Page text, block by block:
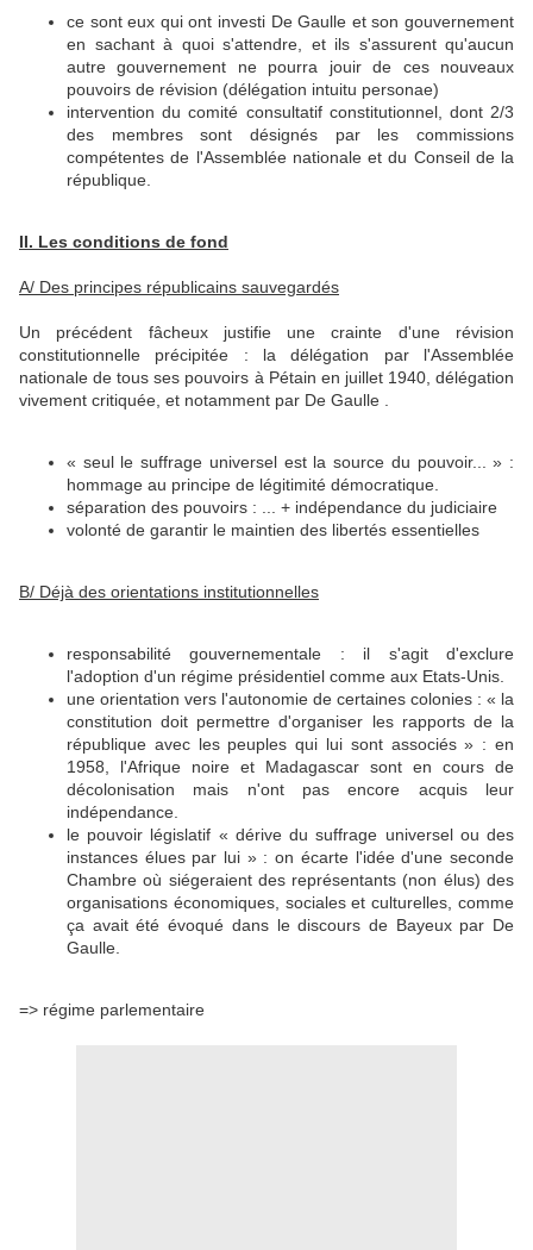
ce sont eux qui ont investi De Gaulle et son gouvernement
en sachant à quoi s'attendre, et ils s'assurent qu'aucun
autre gouvernement ne pourra jouir de ces nouveaux
pouvoirs de révision (délégation intuitu personae)
intervention du comité consultatif constitutionnel, dont 2/3
des membres sont désignés par les commissions
compétentes de l'Assemblée nationale et du Conseil de la
république.
II. Les conditions de fond
A/ Des principes républicains sauvegardés
Un précédent fâcheux justifie une crainte d'une révision
constitutionnelle précipitée : la délégation par l'Assemblée
nationale de tous ses pouvoirs à Pétain en juillet 1940, délégation
vivement critiquée, et notamment par De Gaulle .
« seul le suffrage universel est la source du pouvoir... » :
hommage au principe de légitimité démocratique.
séparation des pouvoirs : ... + indépendance du judiciaire
volonté de garantir le maintien des libertés essentielles
B/ Déjà des orientations institutionnelles
responsabilité gouvernementale : il s'agit d'exclure
l'adoption d'un régime présidentiel comme aux Etats-Unis.
une orientation vers l'autonomie de certaines colonies : « la
constitution doit permettre d'organiser les rapports de la
république avec les peuples qui lui sont associés » : en
1958, l'Afrique noire et Madagascar sont en cours de
décolonisation mais n'ont pas encore acquis leur
indépendance.
le pouvoir législatif « dérive du suffrage universel ou des
instances élues par lui » : on écarte l'idée d'une seconde
Chambre où siégeraient des représentants (non élus) des
organisations économiques, sociales et culturelles, comme
ça avait été évoqué dans le discours de Bayeux par De
Gaulle.
=> régime parlementaire